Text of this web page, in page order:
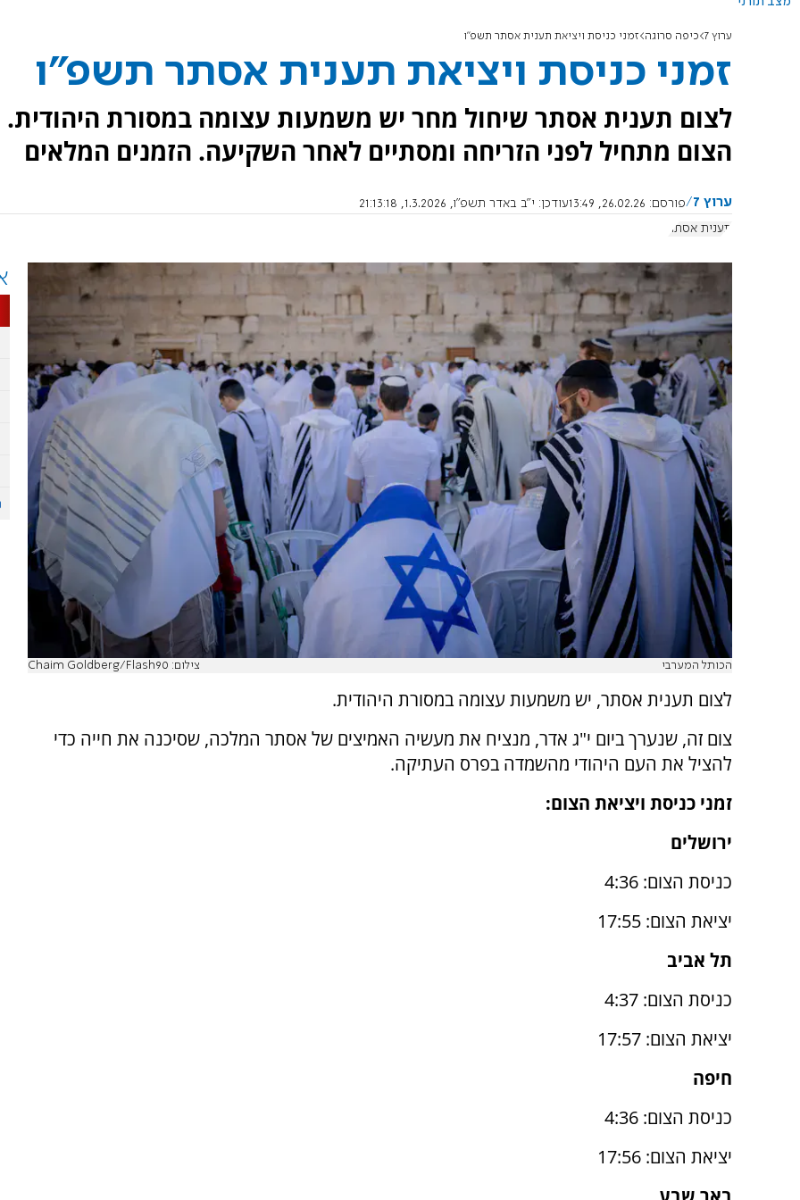
ערוץ 7 כיפה סרוגה זמני כניסת ויציאת תענית אסתר תשפ"ו
זמני כניסת ויציאת תענית אסתר תשפ"ו
לצום תענית אסתר שיחול מחר יש משמעות עצומה במסורת היהודית.
הצום מתחיל לפני הזריחה ומסתיים לאחר השקיעה. הזמנים המלאים
ערוץ 7 פורסם: 26.02.26, 13:49 עודכן: י"ב באדר תשפ"ו, 1.3.2026, 21:13:18
תענית אסתר
הכותל המערבי צילום: Chaim Goldberg/Flash90
לצום תענית אסתר, יש משמעות עצומה במסורת היהודית.
צום זה, שנערך ביום י"ג אדר, מנציח את מעשיה האמיצים של אסתר המלכה, שסיכנה את חייה כדי
להציל את העם היהודי מהשמדה בפרס העתיקה.
זמני כניסת ויציאת הצום:
ירושלים
כניסת הצום: 4:36
יציאת הצום: 17:55
תל אביב
כניסת הצום: 4:37
יציאת הצום: 17:57
חיפה
כניסת הצום: 4:36
יציאת הצום: 17:56